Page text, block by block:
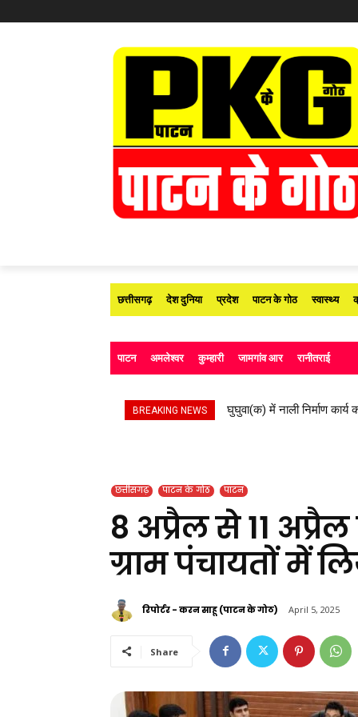
छत्तीसगढ़ देश दुनिया प्रदेश पाटन के गोठ स्वास्थ्य
पाटन अमलेश्वर कुम्हारी जामगांव आर रानीतराई
BREAKING NEWS घुघुवा(क) में नाली निर्माण कार्य
स्काउट गाइड के बच्चों ने रैली
छत्तीसगढ़ पाटन के गोठ पाटन
8 अप्रैल से 11
ग्राम पंचायतों में
रिपोर्टर - करन साहू (पाटन के गोठ) April 5, 2025
Share